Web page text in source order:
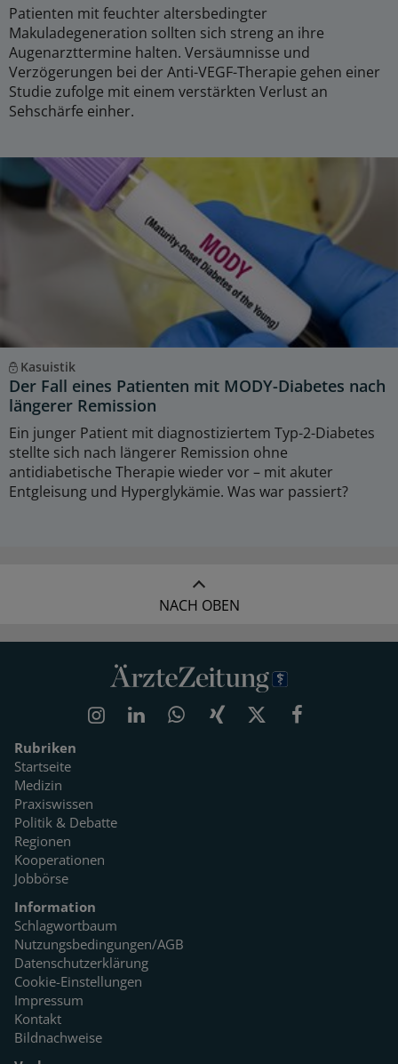
Patienten mit feuchter altersbedingter
Makuladegeneration sollten sich streng an ihre
Augenarzttermine halten. Versäumnisse und
Verzögerungen bei der Anti-VEGF-Therapie gehen einer
Studie zufolge mit einem verstärkten Verlust an
Sehschärfe einher.
Kasuistik
Der Fall eines Patienten mit MODY-Diabetes nach
längerer Remission
Ein junger Patient mit diagnostiziertem Typ-2-Diabetes
stellte sich nach längerer Remission ohne
antidiabetische Therapie wieder vor – mit akuter
Entgleisung und Hyperglykämie. Was war passiert?
NACH OBEN
Rubriken
Startseite
Medizin
Praxiswissen
Politik & Debatte
Regionen
Kooperationen
Jobbörse
Information
Schlagwortbaum
Nutzungsbedingungen/AGB
Datenschutzerklärung
Cookie-Einstellungen
Impressum
Kontakt
Bildnachweise